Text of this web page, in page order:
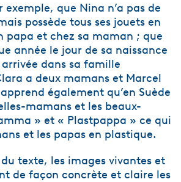
que Nina n’a pas de
possède tous ses jouets en
papa et chez sa maman ; que
année le jour de sa naissance
dans sa famille
a deux mamans et Marcel
également qu’en Suède
mamans et les beaux-
» et « Plastpappa » ce qui
et les papas en plastique.
texte, les images vivantes et
de façon concrète et claire les